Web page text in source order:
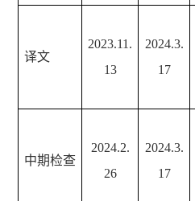
译文
2023.11.
13
2024.3.
17
中期检查
2024.2.
26
2024.3.
17